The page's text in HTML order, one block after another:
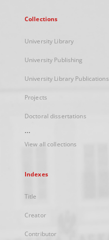
Collections
University Library
University Publishing
University Library Publications
Projects
Doctoral dissertations
...
View all collections
Indexes
Title
Creator
Contributor